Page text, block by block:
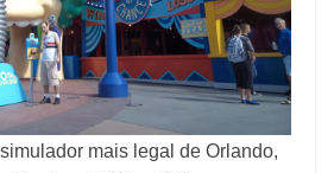
mais legal de Orlando,